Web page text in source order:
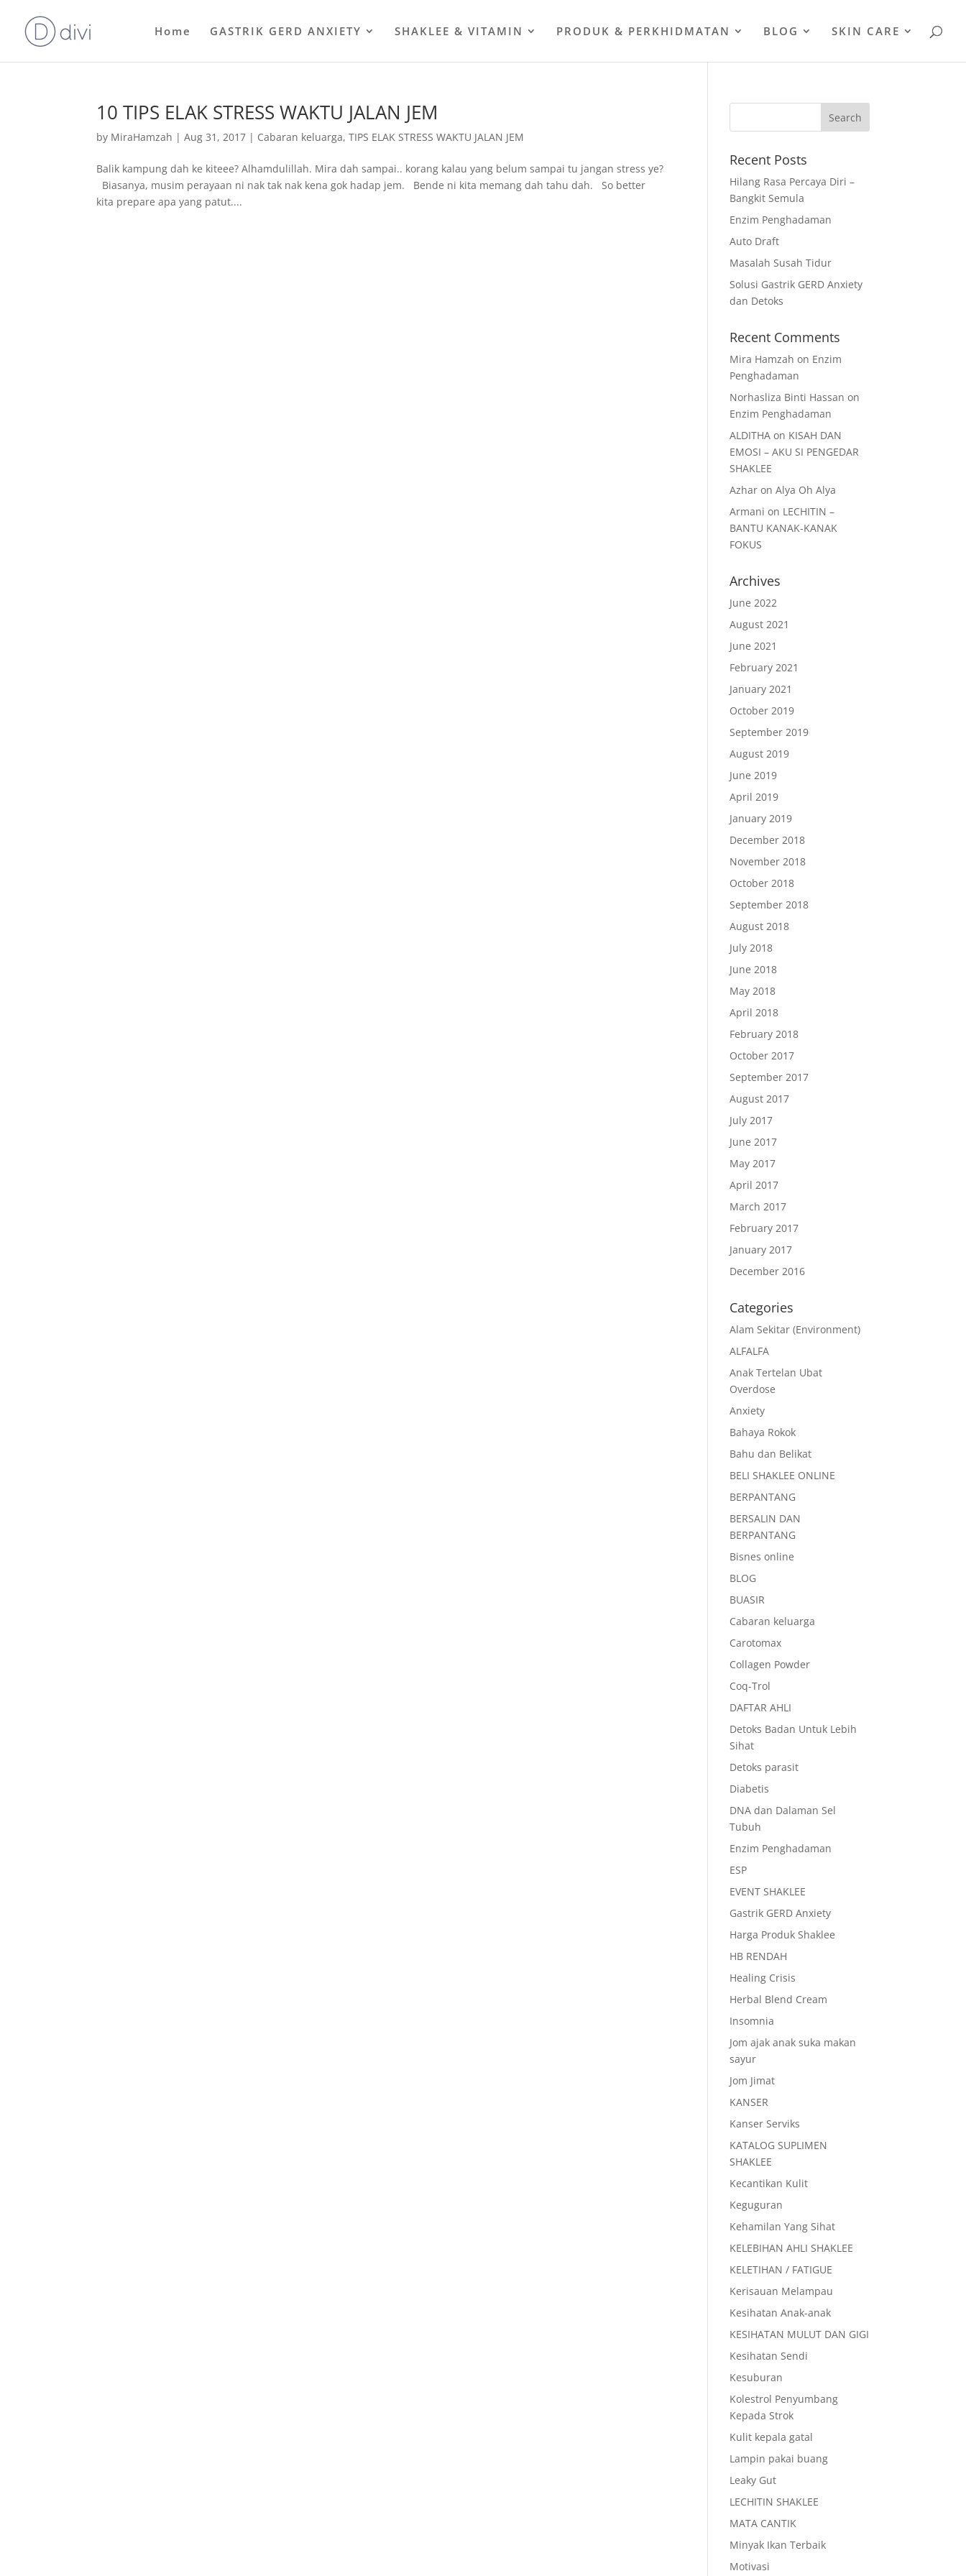
Home GASTRIK GERD ANXIETY SHAKLEE & VITAMIN PRODUK & PERKHIDMATAN BLOG SKIN CARE
10 TIPS ELAK STRESS WAKTU JALAN JEM
by MiraHamzah |Aug 31, 2017 | Cabaran keluarga,TIPS ELAK STRESS WAKTU JALAN JEM
Balik kampung dah ke kiteee? Alhamdulillah. Mira dah sampai.. korang kalau yang belum sampai tu jangan stress ye?
Biasanya, musim perayaan ni nak tak nak kena gok hadap jem. Bende ni kita memang dah tahu dah. So better
kita prepare apa yang patut....
Recent Posts
Hilang Rasa Percaya Diri –
Bangkit Semula
Enzim Penghadaman
Auto Draft
Masalah Susah Tidur
Solusi Gastrik GERD Anxiety
dan Detoks
Recent Comments
Mira Hamzah on Enzim
Penghadaman
Norhasliza Binti Hassan on
Enzim Penghadaman
ALDITHA on KISAH DAN
EMOSI – AKU SI PENGEDAR
SHAKLEE
Azhar onAlya Oh Alya
Armani on LECHITIN –
BANTU KANAK-KANAK
FOKUS
Archives
June 2022
August 2021
June 2021
February 2021
January 2021
October 2019
September 2019
August 2019
June 2019
April 2019
January 2019
December 2018
November 2018
October 2018
September 2018
August 2018
July 2018
June 2018
May 2018
April 2018
February 2018
October 2017
September 2017
August 2017
July 2017
June 2017
May 2017
April 2017
March 2017
February 2017
January 2017
December 2016
Categories
Alam Sekitar (Environment)
ALFALFA
Anak Tertelan Ubat
Overdose
Anxiety
Bahaya Rokok
Bahu dan Belikat
BELI SHAKLEE ONLINE
BERPANTANG
BERSALIN DAN
BERPANTANG
Bisnes online
BLOG
BUASIR
Cabaran keluarga
Carotomax
Collagen Powder
Coq-Trol
DAFTAR AHLI
Detoks Badan Untuk Lebih
Sihat
Detoks parasit
Diabetis
DNA dan Dalaman Sel
Tubuh
Enzim Penghadaman
ESP
EVENT SHAKLEE
Gastrik GERD Anxiety
Harga Produk Shaklee
HB RENDAH
Healing Crisis
Herbal Blend Cream
Insomnia
Jom ajak anak suka makan
sayur
Jom Jimat
KANSER
Kanser Serviks
KATALOG SUPLIMEN
SHAKLEE
Kecantikan Kulit
Keguguran
Kehamilan Yang Sihat
KELEBIHAN AHLI SHAKLEE
KELETIHAN / FATIGUE
Kerisauan Melampau
Kesihatan Anak-anak
KESIHATAN MULUT DAN GIGI
Kesihatan Sendi
Kesuburan
Kolestrol Penyumbang
Kepada Strok
Kulit kepala gatal
Lampin pakai buang
Leaky Gut
LECHITIN SHAKLEE
MATA CANTIK
Minyak Ikan Terbaik
Motivasi